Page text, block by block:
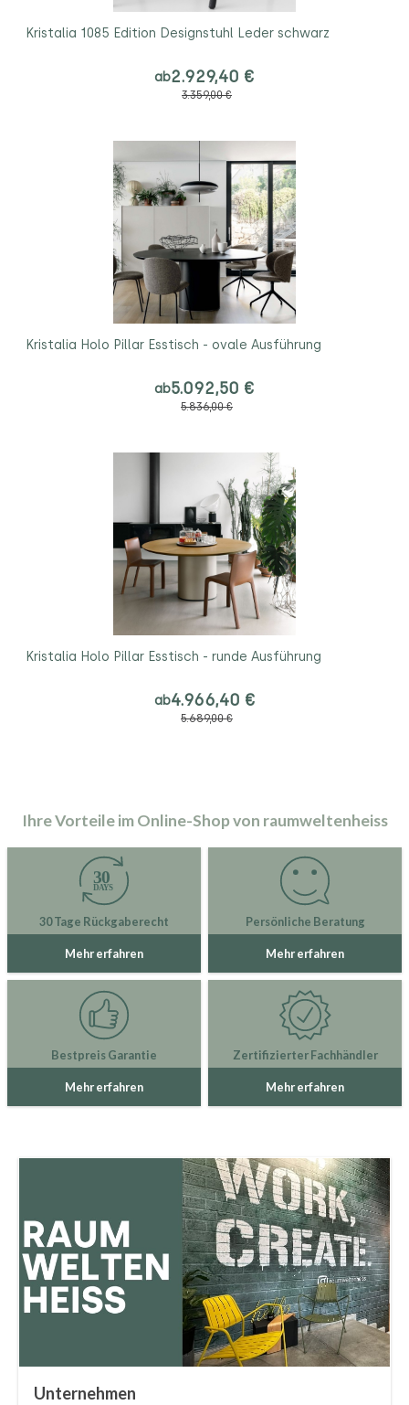
Kristalia 1085 Edition Designstuhl Leder schwarz
ab2.929,40 €
3.359,00 €
Kristalia Holo Pillar Esstisch - ovale Ausführung
ab5.092,50 €
5.836,00 €
Kristalia Holo Pillar Esstisch - runde Ausführung
ab4.966,40 €
5.689,00 €
Ihre Vorteile im Online-Shop von raumweltenheiss
30 Tage Rückgaberecht
Mehr erfahren
Persönliche Beratung
Mehr erfahren
Bestpreis Garantie
Mehr erfahren
Zertifizierter Fachhändler
Mehr erfahren
Unternehmen